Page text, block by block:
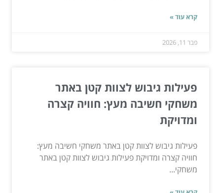
קרא עוד »
פבר 11, 2026
פעילות גיבוש לצוות קטן באתר
משחקי חשיבה מעץ: חוויה קצרה
ומדויקת
פעילות גיבוש לצוות קטן באתר משחקי חשיבה מעץ:
חוויה קצרה ומדויקת פעילות גיבוש לצוות קטן באתר
משחקי...